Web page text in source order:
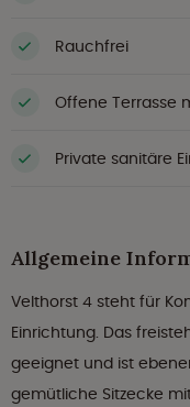
Rauchfrei
Offene Terrasse
Private sanitäre
Allgemeine
Velthorst 4 steht für
Einrichtung. Das
geeignet und ist
gemütliche Sitzecke